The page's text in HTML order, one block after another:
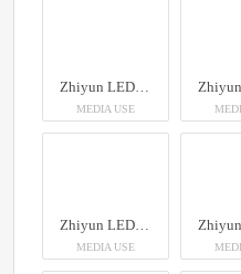
Zhiyun LED Molus X60
MEDIA USE
Zhiyun LED Molus X60
MEDIA USE